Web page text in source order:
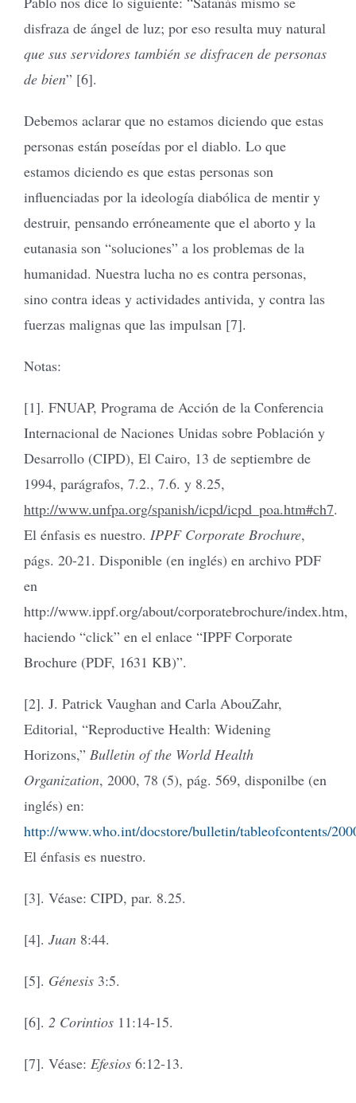
disfraza de ángel de luz; por eso resulta muy natural
que sus servidores también se disfracen de personas
de bien” [6].
Debemos aclarar que no estamos diciendo que estas
personas están poseídas por el diablo. Lo que
estamos diciendo es que estas personas son
influenciadas por la ideología diabólica de mentir y
destruir, pensando erróneamente que el aborto y la
eutanasia son “soluciones” a los problemas de la
humanidad. Nuestra lucha no es contra personas,
sino contra ideas y actividades antivida, y contra las
fuerzas malignas que las impulsan [7].
Notas:
[1]. FNUAP, Programa de Acción de la Conferencia
Internacional de Naciones Unidas sobre Población y
Desarrollo (CIPD), El Cairo, 13 de septiembre de
1994, parágrafos, 7.2., 7.6. y 8.25,
http://www.unfpa.org/spanish/icpd/icpd_poa.htm#ch7.
El énfasis es nuestro. IPPF Corporate Brochure,
págs. 20-21. Disponible (en inglés) en archivo PDF
en
http://www.ippf.org/about/corporatebrochure/index.htm,
haciendo “click” en el enlace “IPPF Corporate
Brochure (PDF, 1631 KB)”.
[2]. J. Patrick Vaughan and Carla AbouZahr,
Editorial, “Reproductive Health: Widening
Horizons,” Bulletin of the World Health
Organization, 2000, 78 (5), pág. 569, disponilbe (en
inglés) en:
http://www.who.int/docstore/bulletin/tableofcontents/
El énfasis es nuestro.
[3]. Véase: CIPD, par. 8.25.
[4]. Juan 8:44.
[5]. Génesis 3:5.
[6]. 2 Corintios 11:14-15.
[7]. Véase: Efesios 6:12-13.